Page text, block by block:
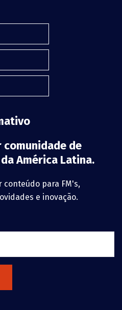
comunidade de
América Latina.
conteúdo para FM's,
e inovação.